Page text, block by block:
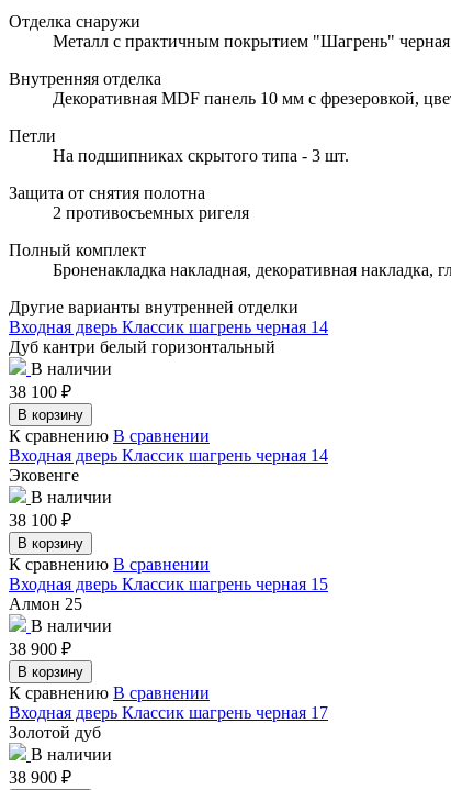
Отделка снаружи
Металл с практичным покрытием "Шагрень" черная
Внутренняя отделка
Декоративная MDF панель 10 мм с фрезеровкой,
Петли
На подшипниках скрытого типа - 3 шт.
Защита от снятия полотна
2 противосъемных ригеля
Полный комплект
Броненакладка накладная, декоративная
Другие варианты внутренней отделки
Входная дверь Классик шагрень черная 14
Дуб кантри белый горизонтальный
В наличии
38 100 ₽
В корзину
К сравнению В сравнении
Входная дверь Классик шагрень черная 14
Эковенге
В наличии
38 100 ₽
В корзину
К сравнению В сравнении
Входная дверь Классик шагрень черная 15
Алмон 25
В наличии
38 900 ₽
В корзину
К сравнению В сравнении
Входная дверь Классик шагрень черная 17
Золотой дуб
В наличии
38 900 ₽